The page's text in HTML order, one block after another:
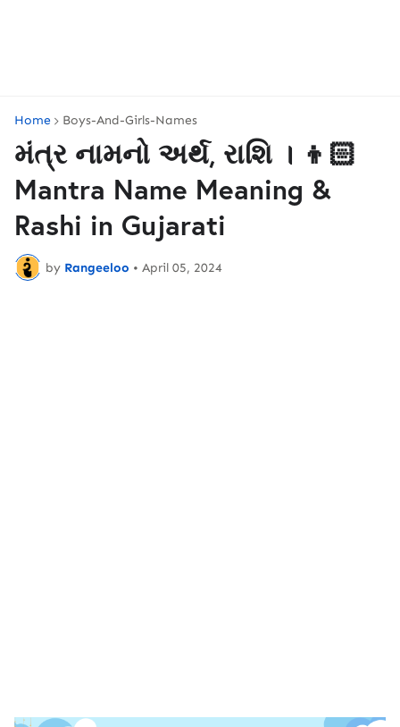
Home Boys-And-Girls-Names
મંત્ર નામનો અર્થ, રાશિ । 👦🏻
Mantra Name Meaning &
Rashi in Gujarati
by Rangeeloo • April 05, 2024